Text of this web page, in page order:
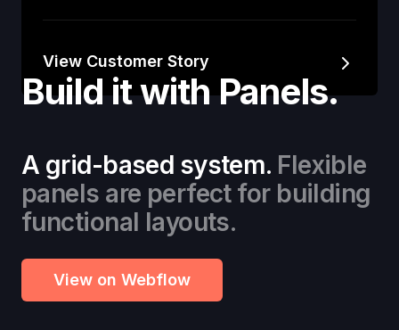
View Customer Story
Build it with Panels.
A grid-based system. Flexible
panels are perfect for building
functional layouts.
View on Webflow